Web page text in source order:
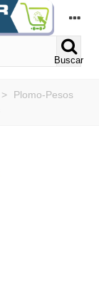
Buscar
>
Plomo-Pesos